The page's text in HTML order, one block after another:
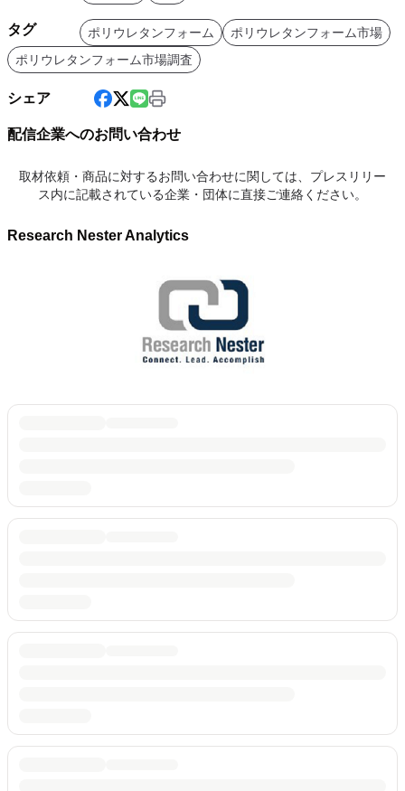
タグ ポリウレタンフォーム
ポリウレタンフォーム市場
ポリウレタンフォーム市場調査
シェア
配信企業へのお問い合わせ
取材依頼・商品に対するお問い合わせに関しては、プレスリリー
ス内に記載されている企業・団体に直接ご連絡ください。
Research Nester Analytics